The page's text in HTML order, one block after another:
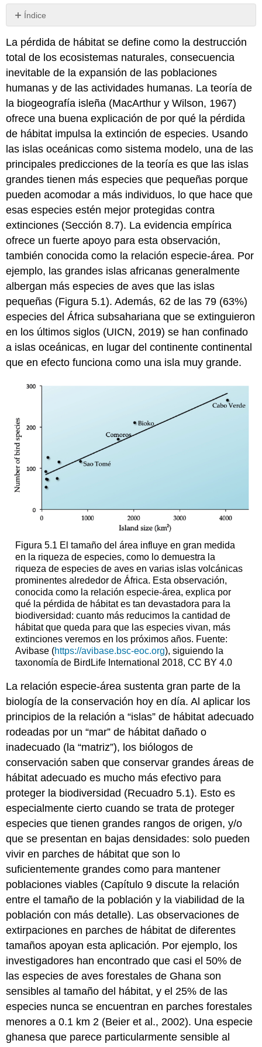
Índice
5.1
La
importancia
de
la
red
Liberia
para
la
supervivencia
del
hipopótamo
pigmeo
5.1.1
es
la
fragmentación
del
hábitat?
5.1.2
¿Qué
son
efectos
de
La pérdida de hábitat se define como la destrucción
total de los ecosistemas naturales, consecuencia
inevitable de la expansión de las poblaciones
humanas y de las actividades humanas. La teoría de
la biogeografía isleña (MacArthur y Wilson, 1967)
ofrece una buena explicación de por qué la pérdida
de hábitat impulsa la extinción de especies. Usando
las islas oceánicas como sistema modelo, una de las
principales predicciones de la teoría es que las islas
grandes tienen más especies que pequeñas porque
pueden acomodar a más individuos, lo que hace que
esas especies estén mejor protegidas contra
extinciones (Sección 8.7). La evidencia empírica
ofrece un fuerte apoyo para esta observación,
también conocida como la relación especie-área. Por
ejemplo, las grandes islas africanas generalmente
albergan más especies de aves que las islas
pequeñas (Figura 5.1). Además, 62 de las 79 (63%)
especies del África subsahariana que se extinguieron
en los últimos siglos (UICN, 2019) se han confinado
a islas oceánicas, en lugar del continente continental
que en efecto funciona como una isla muy grande.
Figura 5.1 El tamaño del área influye en gran medida
en la riqueza de especies, como lo demuestra la
riqueza de especies de aves en varias islas volcánicas
prominentes alrededor de África. Esta observación,
conocida como la relación especie-área, explica por
qué la pérdida de hábitat es tan devastadora para la
biodiversidad: cuanto más reducimos la cantidad de
hábitat que queda para que las especies vivan, más
extinciones veremos en los próximos años. Fuente:
Avibase (https://avibase.bsc-eoc.org), siguiendo la
taxonomía de BirdLife International 2018, CC BY 4.0
La relación especie-área sustenta gran parte de la
biología de la conservación hoy en día. Al aplicar los
principios de la relación a “islas” de hábitat adecuado
rodeadas por un “mar” de hábitat dañado o
inadecuado (la “matriz”), los biólogos de
conservación saben que conservar grandes áreas de
hábitat adecuado es mucho más efectivo para
proteger la biodiversidad (Recuadro 5.1). Esto es
especialmente cierto cuando se trata de proteger
especies que tienen grandes rangos de origen, y/o
que se presentan en bajas densidades: solo pueden
vivir en parches de hábitat que son lo
suficientemente grandes como para mantener
poblaciones viables (Capítulo 9 discute la relación
entre el tamaño de la población y la viabilidad de la
población con más detalle). Las observaciones de
extirpaciones en parches de hábitat de diferentes
tamaños apoyan esta aplicación. Por ejemplo, los
investigadores han encontrado que casi el 50% de
las especies de aves forestales de Ghana son
sensibles al tamaño del hábitat, y el 25% de las
especies nunca se encuentran en parches forestales
menores a 0.1 km2 (Beier et al., 2002). Una especie
ghanesa que parece particularmente sensible al